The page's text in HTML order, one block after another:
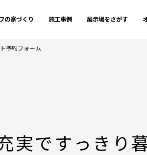
の家づくり 施工事例 展示場をさがす
予約フォーム
実ですっきり